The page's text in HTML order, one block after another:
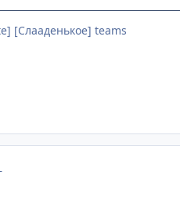
[Слааденькое] teams